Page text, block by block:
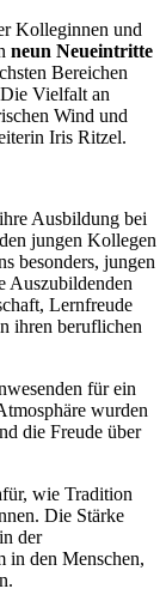
Kolleginnen und
neun Neueintritte
Bereichen
Vielfalt an
Wind und
Iris Ritzel.
Ausbildung bei
jungen Kollegen
besonders, jungen
Auszubildenden
Lernfreude
ihren beruflichen
für ein
wurden
die Freude über
wie Tradition
Die Stärke
der
in den Menschen,